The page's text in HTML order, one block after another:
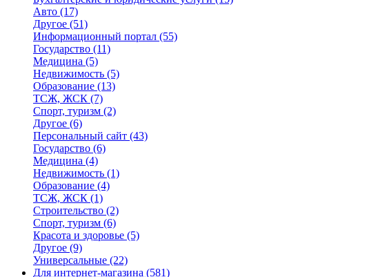
Авто (17)
Другое (51)
Информационный портал (55)
Государство (11)
Медицина (5)
Недвижимость (5)
Образование (13)
ТСЖ, ЖСК (7)
Спорт, туризм (2)
Другое (6)
Персональный сайт (43)
Государство (6)
Медицина (4)
Недвижимость (1)
Образование (4)
ТСЖ, ЖСК (1)
Строительство (2)
Спорт, туризм (6)
Красота и здоровье (5)
Другое (9)
Универсальные (22)
Для интернет-магазина (581)